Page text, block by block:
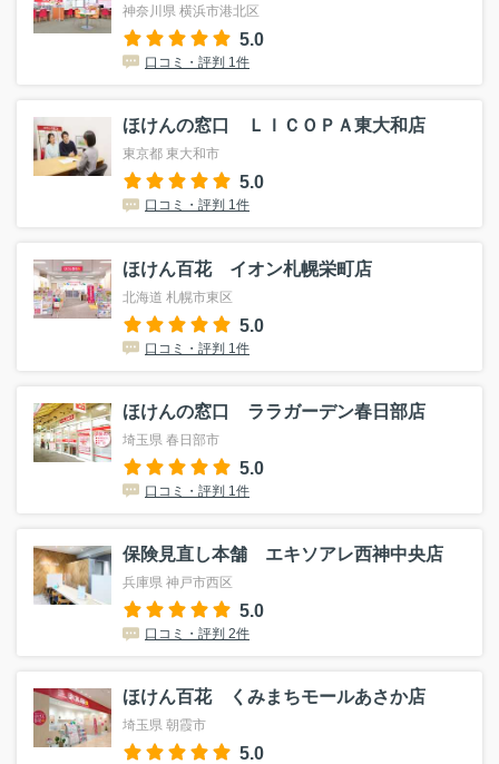
神奈川県 横浜市港北区
5.0
口コミ・評判 1件
ほけんの窓口 ＬＩＣＯＰＡ東大和店
東京都 東大和市
5.0
口コミ・評判 1件
ほけん百花 イオン札幌栄町店
北海道 札幌市東区
5.0
口コミ・評判 1件
ほけんの窓口 ララガーデン春日部店
埼玉県 春日部市
5.0
口コミ・評判 1件
保険見直し本舗 エキソアレ西神中央店
兵庫県 神戸市西区
5.0
口コミ・評判 2件
ほけん百花 くみまちモールあさか店
埼玉県 朝霞市
5.0